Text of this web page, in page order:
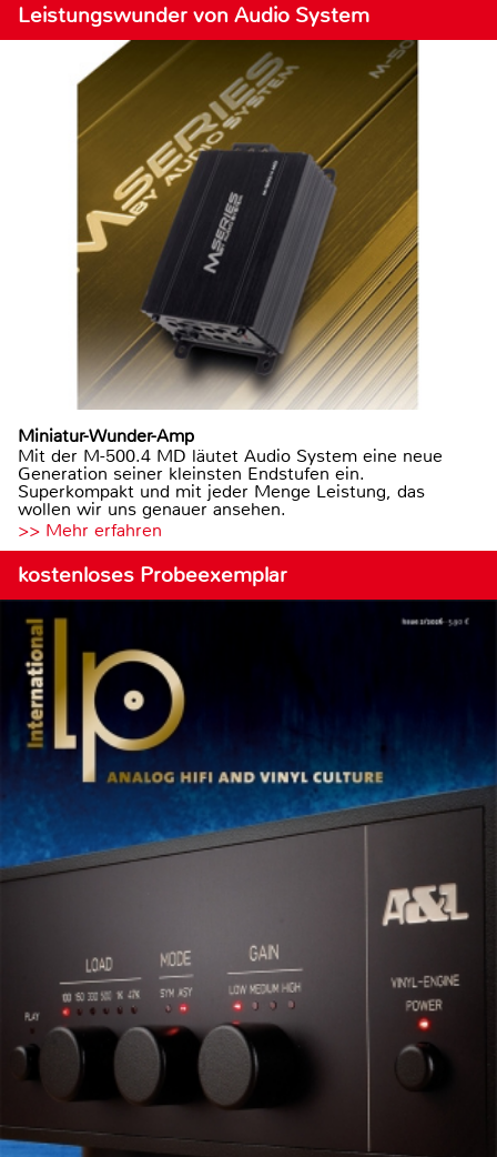
Leistungswunder von Audio System
Miniatur-Wunder-Amp
Mit der M-500.4 MD läutet Audio System eine neue
Generation seiner kleinsten Endstufen ein.
Superkompakt und mit jeder Menge Leistung, das
wollen wir uns genauer ansehen.
>> Mehr erfahren
kostenloses Probeexemplar